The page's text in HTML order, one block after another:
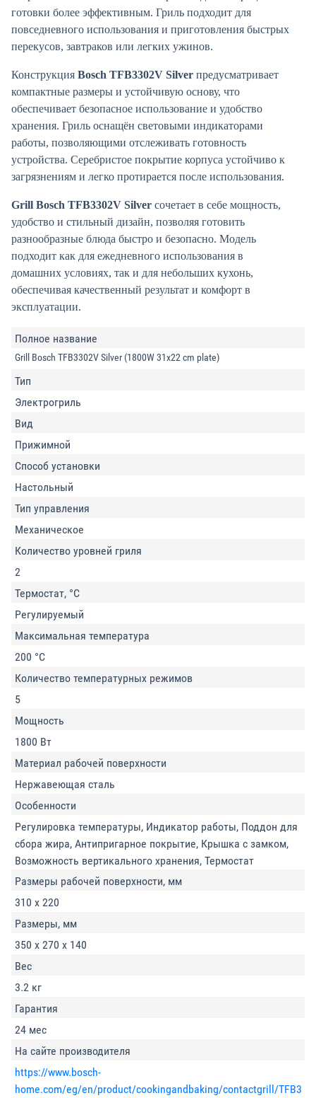
готовки более эффективным. Гриль подходит для
повседневного использования и приготовления быстрых
перекусов, завтраков или легких ужинов.
Конструкция Bosch TFB3302V Silver предусматривает
компактные размеры и устойчивую основу, что
обеспечивает безопасное использование и удобство
хранения. Гриль оснащён световыми индикаторами
работы, позволяющими отслеживать готовность
устройства. Серебристое покрытие корпуса устойчиво к
загрязнениям и легко протирается после использования.
Grill Bosch TFB3302V Silver сочетает в себе мощность,
удобство и стильный дизайн, позволяя готовить
разнообразные блюда быстро и безопасно. Модель
подходит как для ежедневного использования в
домашних условиях, так и для небольших кухонь,
обеспечивая качественный результат и комфорт в
эксплуатации.
Полное название
Grill Bosch TFB3302V Silver (1800W 31x22 cm plate)
Тип
Электрогриль
Вид
Прижимной
Способ установки
Настольный
Тип управления
Механическое
Количество уровней гриля
2
Термостат, °C
Регулируемый
Максимальная температура
200 °C
Количество температурных режимов
5
Мощность
1800 Вт
Материал рабочей поверхности
Нержавеющая сталь
Особенности
Регулировка температуры, Индикатор работы, Поддон для
сбора жира, Антипригарное покрытие, Крышка с замком,
Возможность вертикального хранения, Термостат
Размеры рабочей поверхности, мм
310 х 220
Размеры, мм
350 x 270 x 140
Вес
3.2 кг
Гарантия
24 мес
На сайте производителя
https://www.bosch-
home.com/eg/en/product/cookingandbaking/contactgrill/TFB3